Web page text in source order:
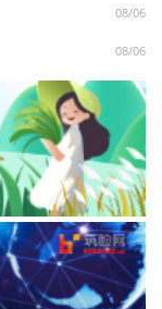
08/06
08/06